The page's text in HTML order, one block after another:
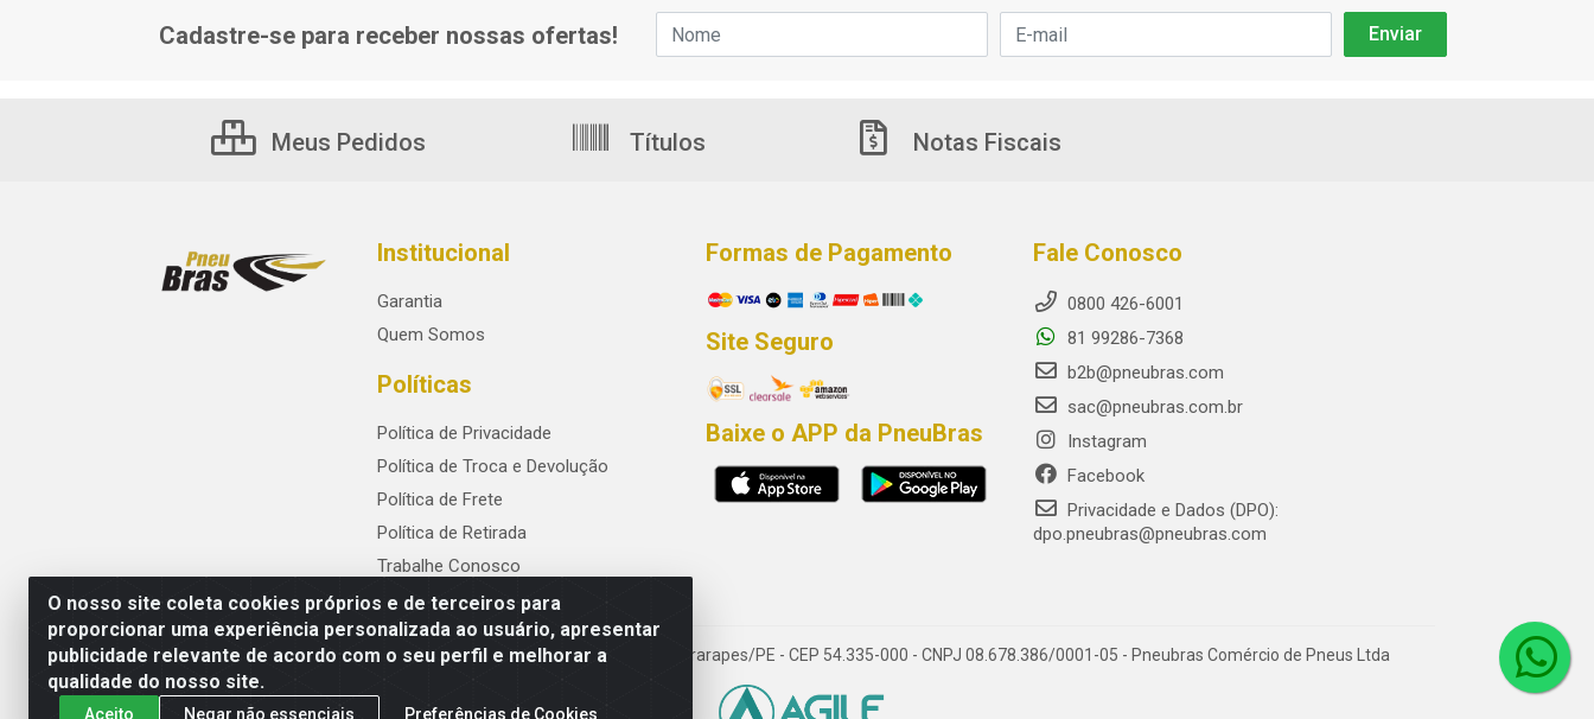
O nosso site coleta cookies próprios e de terceiros para
proporcionar uma experiência personalizada ao usuário, apresentar
publicidade relevante de acordo com o seu perfil e melhorar a
qualidade do nosso site.
Aceito Negar não essenciais Preferências de Cookies
Cadastre-se para receber nossas ofertas!
Meus Pedidos Títulos Notas Fiscais
Institucional
Garantia
Quem Somos
Políticas
Política de Privacidade
Política de Troca e Devolução
Política de Frete
Política de Retirada
Trabalhe Conosco
Formas de Pagamento
Site Seguro
Baixe o APP da PneuBras
Fale Conosco
0800 426-6001
81 99286-7368
b2b@pneubras.com
sac@pneubras.com.br
Instagram
Facebook
Privacidade e Dados (DPO):
dpo.pneubras@pneubras.com
PneuBras - Rodovia BR-101, KM 82 - Prazeres, Jaboatão dos Guararapes/PE - CEP 54.335-000 - CNPJ 08.678.386/0001-05 - Pneubras Comércio de Pneus Ltda